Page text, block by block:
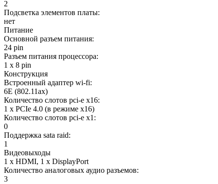
2
Подсветка элементов платы:
нет
Питание
Основной разъем питания:
24 pin
Разъем питания процессора:
1 x 8 pin
Конструкция
Встроенный адаптер wi-fi:
6E (802.11ax)
Количество слотов pci-e x16:
1 x PCIe 4.0 (в режиме x16)
Количество слотов pci-e x1:
0
Поддержка sata raid:
1
Видеовыходы
1 x HDMI, 1 x DisplayPort
Количество аналоговых аудио разъемов:
3